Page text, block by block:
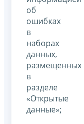
об
ошибках
в
наборах
данных,
размещенных
в
разделе
«Открытые
данные»;